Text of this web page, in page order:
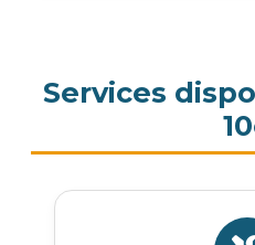
Services